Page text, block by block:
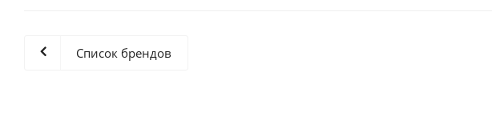
Список брендов